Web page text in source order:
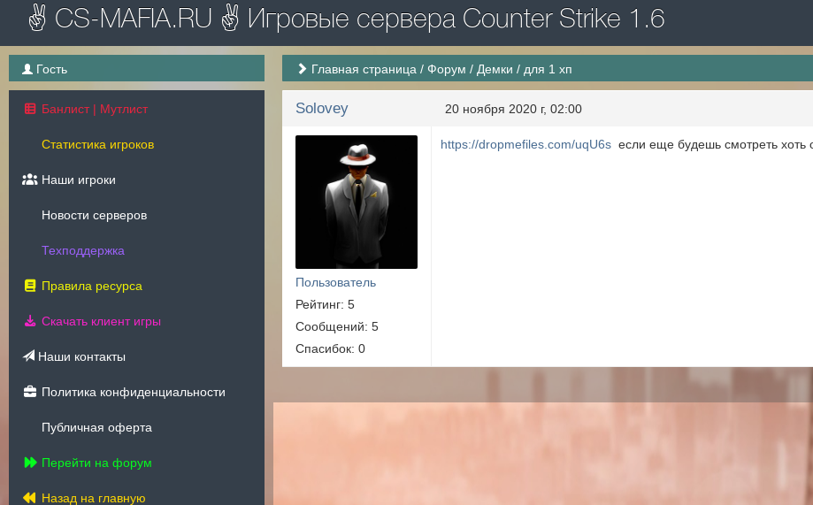
✌ CS-MAFIA.RU ✌ Игровые сервера Counter Strike 1.6
Гость
Банлист | Мутлист
Статистика игроков
Наши игроки
Новости серверов
Техподдержка
Правила ресурса
Скачать клиент игры
Наши контакты
Политика конфиденциальности
Публичная оферта
Перейти на форум
Назад на главную
Главная страница /Форум / Демки / для 1 хп
Solovey 20 ноября 2020 г, 02:00
Пользователь
Рейтинг: 5
Сообщений: 5
Спасибок: 0
https://dropmefiles.com/uqU6s если еще будешь смотреть хоть